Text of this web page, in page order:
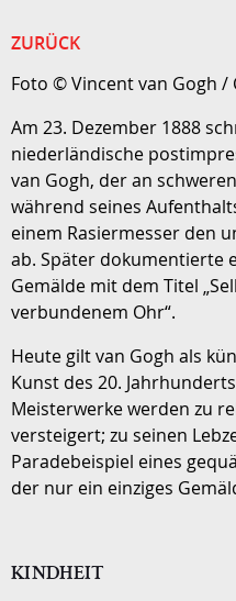
ZURÜCK
Foto © Vincent van Gogh /
Am 23. Dezember 1888
niederländische
van Gogh, der an
während seines
einem Rasiermesser den
ab. Später dokumentierte
Gemälde mit dem Titel
verbundenem Ohr“.
Heute gilt van Gogh als
Kunst des 20.
Meisterwerke werden zu
versteigert; zu seinen
Paradebeispiel eines
der nur ein einziges
KINDHEIT